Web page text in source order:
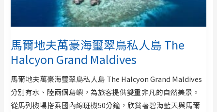
馬爾地夫萬豪海璽翠鳥私人島 The
Halcyon Grand Maldives
馬爾地夫萬豪海璽翠鳥私人島 The Halcyon Grand Maldives
分別有水、陸兩個島嶼，為旅客提供雙重非凡的自然美景。
從馬列機場搭乘國內線班機50分鐘，欣賞著碧海藍天與馬爾